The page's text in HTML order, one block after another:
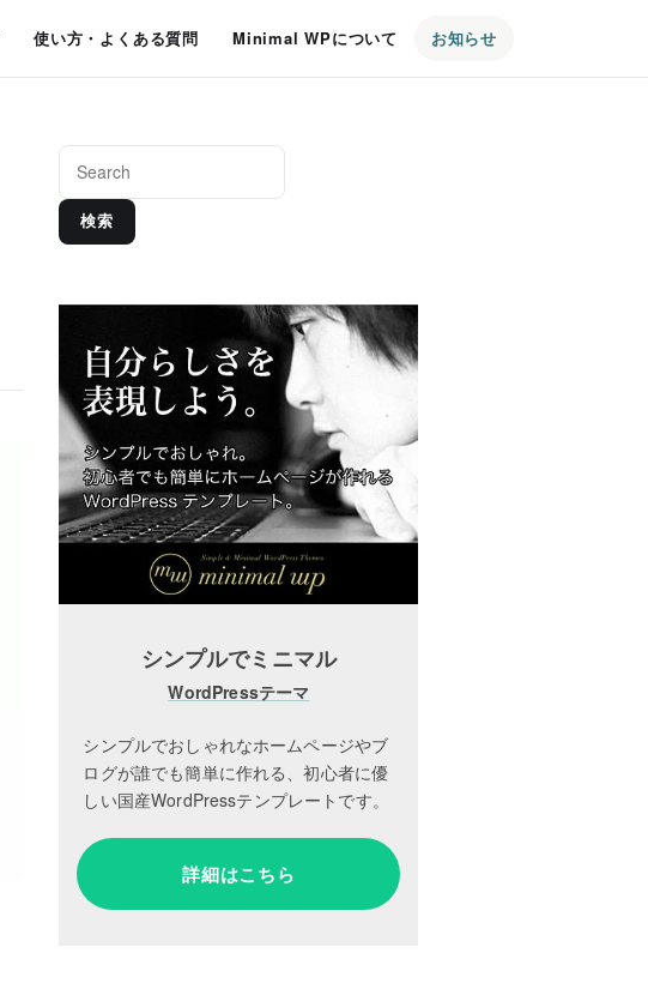
使い方・よくある質問 Minimal WPについて お知らせ
検索
シンプルでミニマル
WordPressテーマ
シンプルでおしゃれなホームページやブ
ログが誰でも簡単に作れる、初心者に優
しい国産WordPressテンプレートです。
詳細はこちら